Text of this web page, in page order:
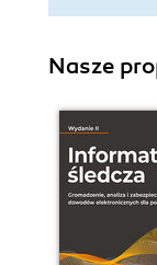
Nasze